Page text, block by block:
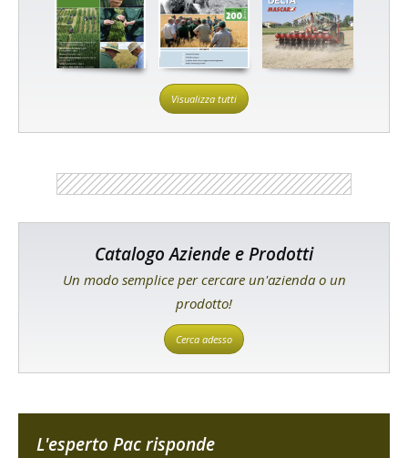
Visualizza tutti
Catalogo Aziende e Prodotti
Un modo semplice per cercare un'azienda o un
prodotto!
Cerca adesso
L'esperto Pac risponde